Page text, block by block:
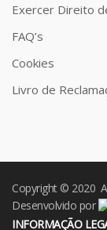
Exercer Direito
FAQ’s
Cookies
Livro de
Copyright © 2020
Desenvolvido por
INFORMAÇÃO